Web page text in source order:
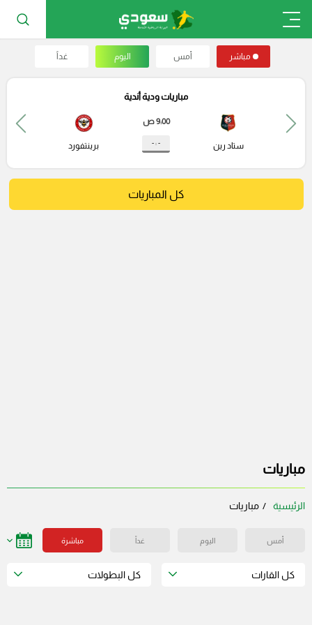
مباشر أمس اليوم غداً
مباريات ودية أندية
ستاد رين
9:00 ص
- : - برينتفورد
كل المباريات
مباريات
الرئيسية مباريات
أمس اليوم غداً مباشرة
كل القارات كل البطولات